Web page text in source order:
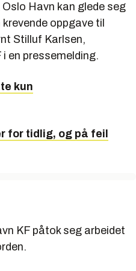
Havn kan glede seg
oppgave til
Stilluf Karlsen,
en pressemelding.
kun
for tidlig, og på feil
KF påtok seg arbeidet